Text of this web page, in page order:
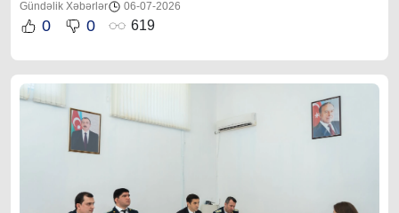
Gündəlik Xəbərlər 06-07-2026
0 0 619